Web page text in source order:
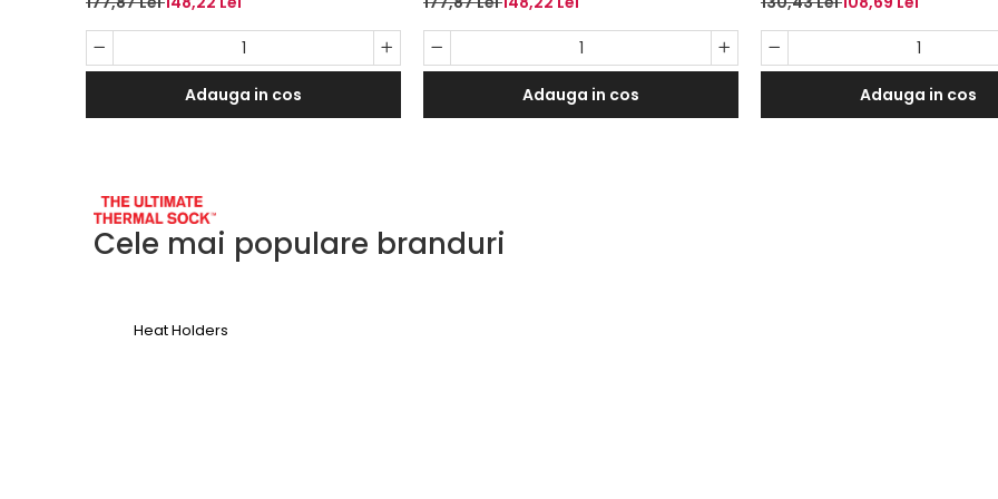
Adauga in cos
perechi/set
Adauga in cos Adauga in cos
Cele mai populare branduri
Heat Holders